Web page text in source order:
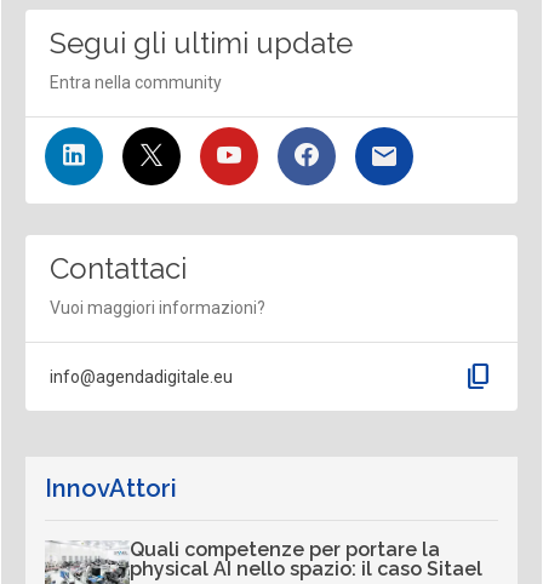
Segui gli ultimi update
Entra nella community
Contattaci
Vuoi maggiori informazioni?
info@agendadigitale.eu content_copy
InnovAttori
Quali competenze per portare la
physical AI nello spazio: il caso Sitael